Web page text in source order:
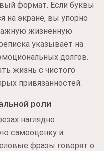
формат. Если буквы
на экране, вы упорно
жизненную
указывает на
долгов.
жизнь с чистого
привязанностей.
роли
наглядно
самооценку и
фразы говорят о